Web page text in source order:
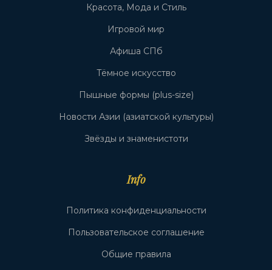
Красота, Мода и Стиль
Игровой мир
Афиша СПб
Тёмное искусство
Пышные формы (plus-size)
Новости Азии (азиатской культуры)
Звёзды и знаменистоти
Info
Политика конфиденциальности
Пользовательское соглашение
Общие правила